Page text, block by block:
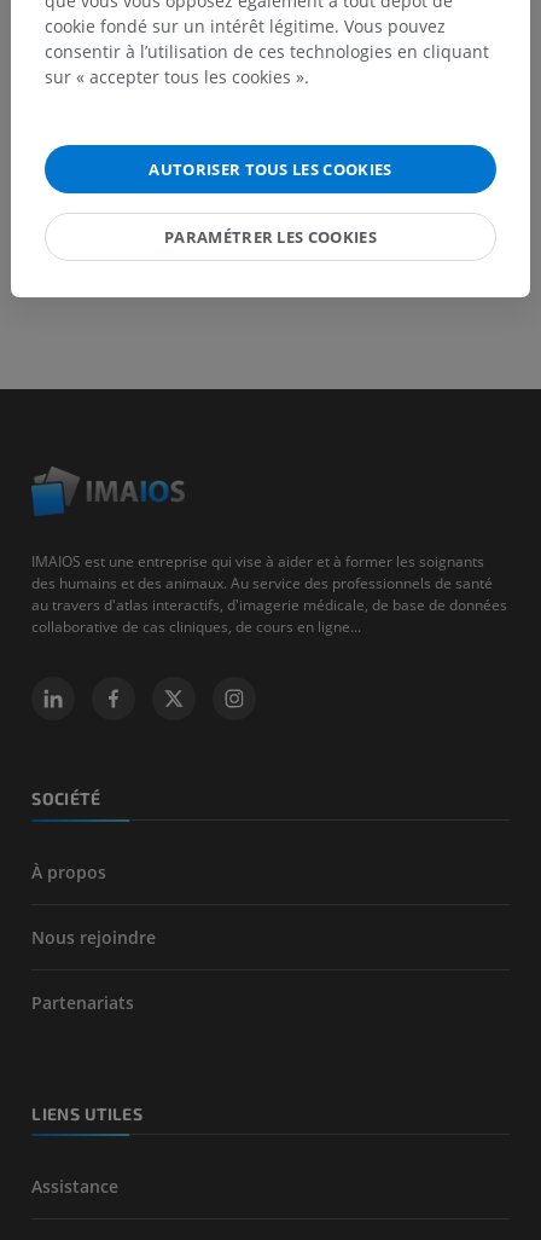
Signaler un problème
IMAIOS est une entreprise qui vise à aider et à former les soignants
des humains et des animaux. Au service des professionnels de santé
au travers d'atlas interactifs, d'imagerie médicale, de base de données
collaborative de cas cliniques, de cours en ligne...
SOCIÉTÉ
À propos
Nous rejoindre
Partenariats
LIENS UTILES
Assistance
cookie fondé sur un intérêt légitime. Vous pouvez
consentir à l’utilisation de ces technologies en cliquant
sur « accepter tous les cookies ».
AUTORISER TOUS LES COOKIES
PARAMÉTRER LES COOKIES